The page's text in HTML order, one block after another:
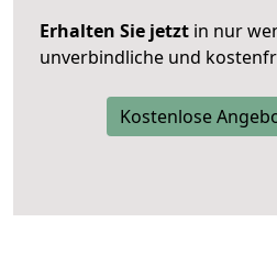
Erhalten Sie jetzt in nur
unverbindliche und
Kostenlose